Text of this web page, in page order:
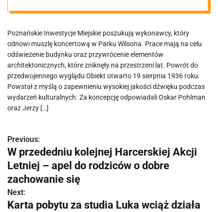
Powrócą
przedwojenne
detale
Poznańskie Inwestycje Miejskie poszukują wykonawcy, który
odnowi muszlę koncertową w Parku Wilsona. Prace mają na celu
odświeżenie budynku oraz przywrócenie elementów
architektonicznych, które zniknęły na przestrzeni lat. Powrót do
przedwojennego wyglądu Obiekt otwarto 19 sierpnia 1936 roku.
Powstał z myślą o zapewnieniu wysokiej jakości dźwięku podczas
wydarzeń kulturalnych. Za koncepcję odpowiadali Oskar Pohlman
oraz Jerzy […]
N
a
w
i
Previous:
W przededniu kolejnej Harcerskiej Akcji
Letniej – apel do rodziców o dobre
zachowanie się
Next:
Karta pobytu za studia Luka wciąż działa